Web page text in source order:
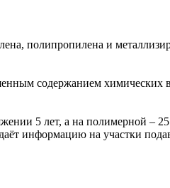
полипропилена и
содержанием химических
5 лет, а на полимерной – 25
информацию на участки